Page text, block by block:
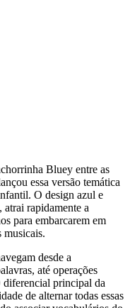
Bluey entre as
essa versão temática
O design azul e
atrai rapidamente a
para embarcarem em
musicais.
desde a
até operações
diferencial principal da
de alternar todas essas